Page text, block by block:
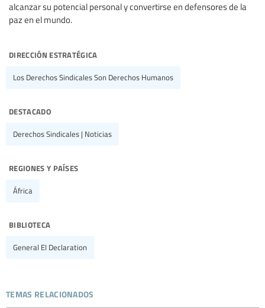
alcanzar su potencial personal y convertirse en defensores de la
paz en el mundo.
dirección estratégica
Los Derechos Sindicales Son Derechos Humanos
destacado
Derechos Sindicales | Noticias
regiones y países
África
biblioteca
General EI Declaration
temas relacionados